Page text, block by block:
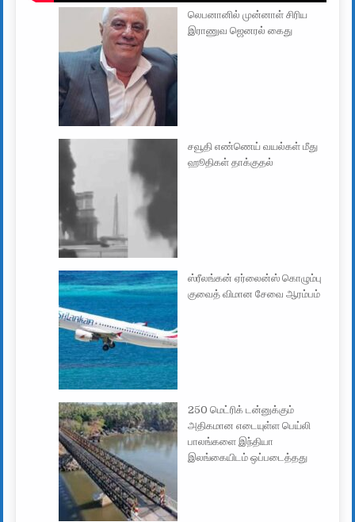
லெபனானில் முன்னாள் சிரிய
இராணுவ ஜெனரல் கைது
சவூதி எண்ணெய் வயல்கள் மீது
ஹூதிகள் தாக்குதல்
ஸ்ரீலங்கன் ஏர்லைன்ஸ் கொழும்பு
குவைத் விமான சேவை ஆரம்பம்
250 மெட்ரிக் டன்னுக்கும்
அதிகமான எடையுள்ள பெய்லி
பாலங்களை இந்தியா
இலங்கையிடம் ஒப்படைத்தது